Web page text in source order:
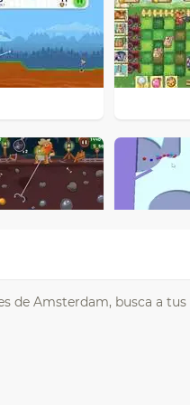
de Amsterdam, busca a